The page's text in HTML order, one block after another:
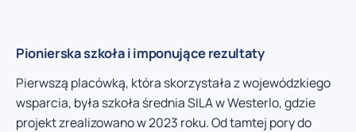
Pionierska szkoła i imponujące rezultaty
Pierwszą placówką, która skorzystała z wojewódzkiego
wsparcia, była szkoła średnia SILA w Westerlo, gdzie
projekt zrealizowano w 2023 roku. Od tamtej pory do